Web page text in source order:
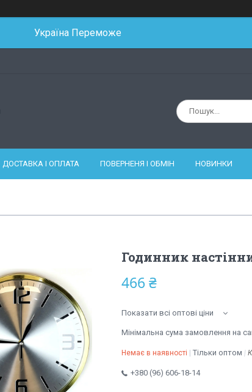
Україна Переможе
ДОСТАВКА І ОПЛАТА ПОВЕРНЕНЯ І ОБМІН НОВИНКИ
Годинник
466 ₴
Показати всі оптові ціни
Мінімальна сума замовлення на
Немає в наявності Тільки оптом
+380 (96) 606-18-14